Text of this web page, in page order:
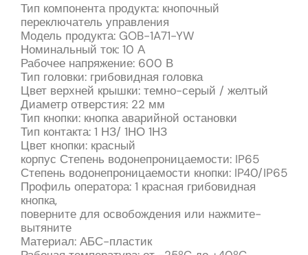
Тип компонента продукта: кнопочный
переключатель управления
Модель продукта: GOB-1A71-YW
Номинальный ток: 10 А
Рабочее напряжение: 600 В
Тип головки: грибовидная головка
Цвет верхней крышки: темно-серый / желтый
Диаметр отверстия: 22 мм
Тип кнопки: кнопка аварийной остановки
Тип контакта: 1 НЗ/ 1НО 1НЗ
Цвет кнопки: красный
корпус Степень водонепроницаемости: IP65
Степень водонепроницаемости кнопки: IP40/IP65
Профиль оператора: 1 красная грибовидная
кнопка,
поверните для освобождения или нажмите-
вытяните
Материал: АБС-пластик